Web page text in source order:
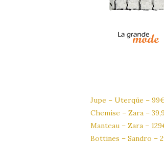
Jupe – Uterqüe –
Chemise – Zara –
Manteau – Zara –
Bottines – Sandro –